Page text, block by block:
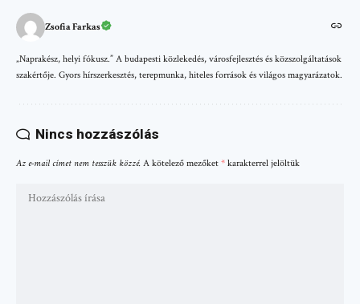
Zsofia Farkas
„Naprakész, helyi fókusz.” A budapesti közlekedés, városfejlesztés és közszolgáltatások
szakértője. Gyors hírszerkesztés, terepmunka, hiteles források és világos magyarázatok.
Nincs hozzászólás
Az e-mail címet nem tesszük közzé. A kötelező mezőket * karakterrel jelöltük